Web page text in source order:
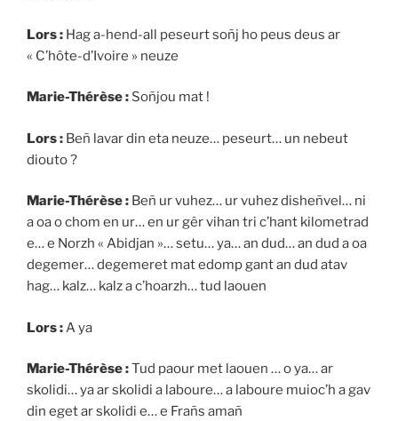
Lors : Hag a-hend-all peseurt soñj ho peus deus ar
« C’hôte-d’Ivoire » neuze
Marie-Thérèse : Soñjou mat !
Lors : Beñ lavar din eta neuze… peseurt… un nebeut
diouto ?
Marie-Thérèse : Beñ ur vuhez… ur vuhez disheñvel… ni
a oa o chom en ur… en ur gêr vihan tri c’hant kilometrad
e… e Norzh « Abidjan »… setu… ya… an dud… an dud a oa
degemer… degemeret mat edomp gant an dud atav
hag… kalz… kalz a c’hoarzh… tud laouen
Lors : A ya
Marie-Thérèse :Tud paour met laouen … o ya… ar
skolidi… ya ar skolidi a laboure… a laboure muioc’h a gav
din eget ar skolidi e… e Frañs amañ